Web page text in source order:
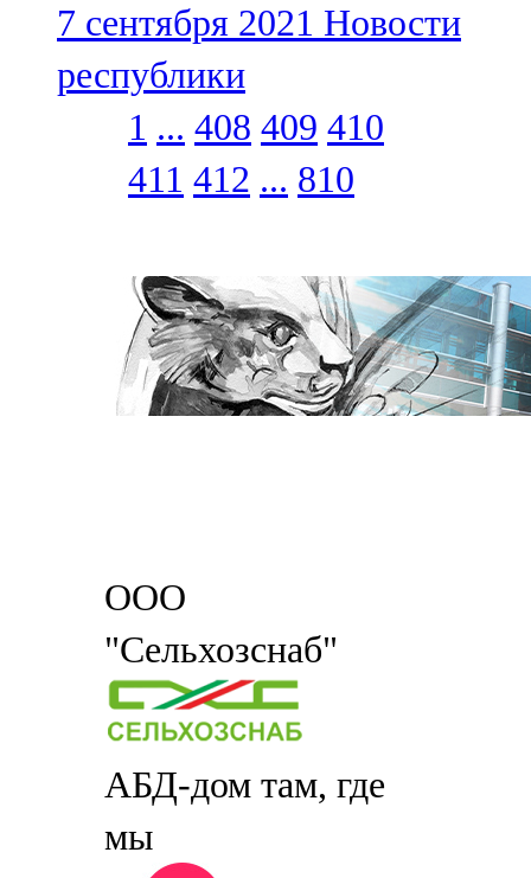
7 сентября 2021 Новости
республики
1 ... 408 409 410
411 412 ... 810
ООО
"Сельхозснаб"
АБД-дом там, где
мы